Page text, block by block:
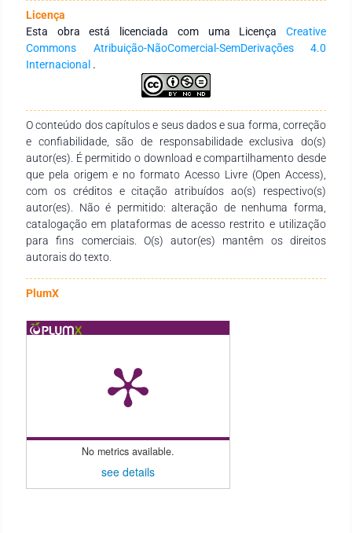
bibliográfica sobre o uso dos testes viscoelásticos na
avaliação da hemostasia na Medicina Veterinária. Para tal, foi
realizado uma pesquisa bibliográfica nas diferentes bases de
dados utilizando as palavras chaves relacionadas com o
tema. A tromboelastografia ou atromboelastometria foram
considerados meios de avaliação da hemostasia mais
convencionais de rotina, podendo fornecer o diagnóstico
precoce em casos de coagulação intravascular disseminada,
hipo ou hipercoagulabilidade.
Licença
Esta obra está licenciada com uma Licença Creative
Commons Atribuição-NãoComercial-SemDerivações 4.0
Internacional .
O conteúdo dos capítulos e seus dados e sua forma, correção
e confiabilidade, são de responsabilidade exclusiva do(s)
autor(es). É permitido o download e compartilhamento desde
que pela origem e no formato Acesso Livre (Open Access),
com os créditos e citação atribuídos ao(s) respectivo(s)
autor(es). Não é permitido: alteração de nenhuma forma,
catalogação em plataformas de acesso restrito e utilização
para fins comerciais. O(s) autor(es) mantêm os direitos
autorais do texto.
PlumX
No metrics available.
see details